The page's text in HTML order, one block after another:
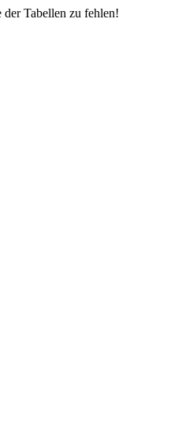
Tabellen zu fehlen!